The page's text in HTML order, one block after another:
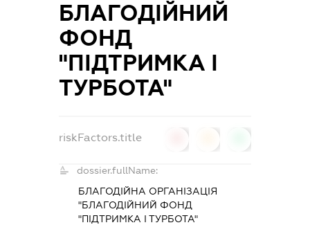
БЛАГОДІЙНИЙ
ФОНД
"ПІДТРИМКА І
ТУРБОТА"
riskFactors.title
dossier.fullName:
БЛАГОДІЙНА ОРГАНІЗАЦІЯ
"БЛАГОДІЙНИЙ ФОНД
"ПІДТРИМКА І ТУРБОТА"